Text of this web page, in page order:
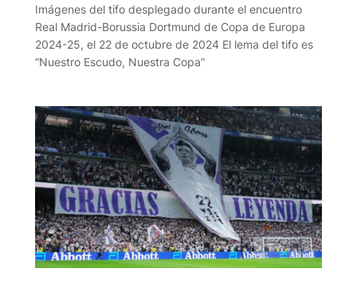
Imágenes del tifo desplegado durante el encuentro
Real Madrid-Borussia Dortmund de Copa de Europa
2024-25, el 22 de octubre de 2024 El lema del tifo es
“Nuestro Escudo, Nuestra Copa”